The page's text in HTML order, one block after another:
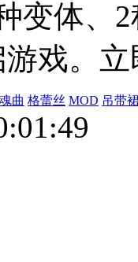
变体、
戏。
曲 格蕾丝 MOD 吊带